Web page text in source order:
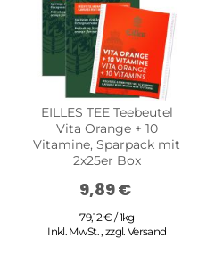
EILLES TEE Teebeutel
Vita Orange + 10
Vitamine, Sparpack mit
2x25er Box
9,89 €
79,12 € / 1kg
Inkl. MwSt. ,zzgl.Versand